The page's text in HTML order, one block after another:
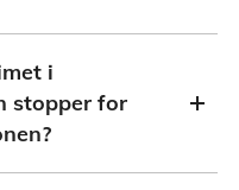
i
stopper for